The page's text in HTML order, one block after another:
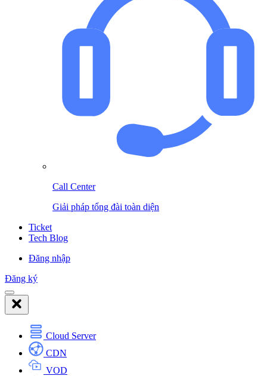
Call Center
Giải pháp tổng đài toàn diện
Ticket
Tech Blog
Đăng nhập
Đăng ký
Cloud Server
CDN
VOD